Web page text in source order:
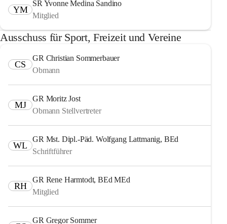
YM
SR Yvonne Medina Sandino
Mitglied
Ausschuss für Sport, Freizeit und Vereine
CS
GR Christian Sommerbauer
Obmann
MJ
GR Moritz Jost
Obmann Stellvertreter
WL
GR Mst. Dipl.-Päd. Wolfgang Lattmanig, BEd
Schriftführer
RH
GR Rene Harmtodt, BEd MEd
Mitglied
GR Gregor Sommer